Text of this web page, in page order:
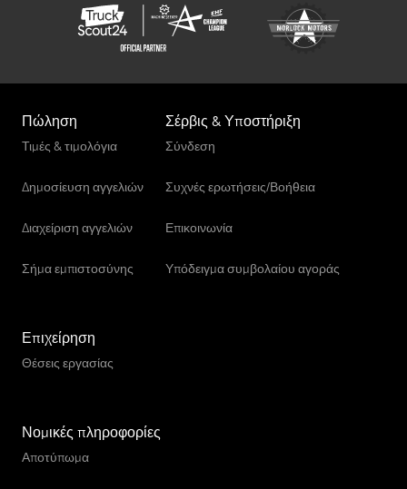
Πώληση
Τιμές & τιμολόγια
Δημοσίευση αγγελιών
Διαχείριση αγγελιών
Σήμα εμπιστοσύνης
Σέρβις & Υποστήριξη
Σύνδεση
Συχνές ερωτήσεις/Βοήθεια
Επικοινωνία
Υπόδειγμα συμβολαίου αγοράς
Επιχείρηση
Θέσεις εργασίας
Νομικές πληροφορίες
Αποτύπωμα